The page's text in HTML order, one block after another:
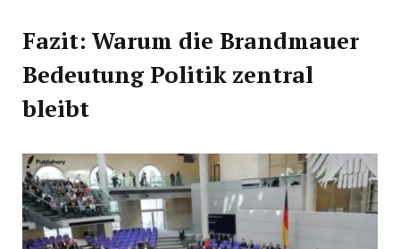
Fazit: Warum die Brandmauer
Bedeutung Politik zentral
bleibt